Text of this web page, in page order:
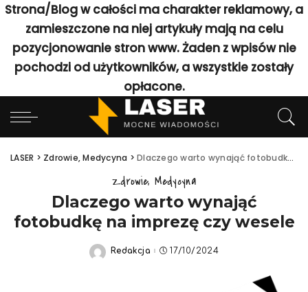
Strona/Blog w całości ma charakter reklamowy, a
zamieszczone na niej artykuły mają na celu
pozycjonowanie stron www. Żaden z wpisów nie
pochodzi od użytkowników, a wszystkie zostały
opłacone.
LASER > Zdrowie, Medycyna >Dlaczego warto wynająć fotobudkę na imprezę czy wesele
Zdrowie, Medycyna
Dlaczego warto wynająć
fotobudkę na imprezę czy wesele
Posted
Redakcja 17/10/2024